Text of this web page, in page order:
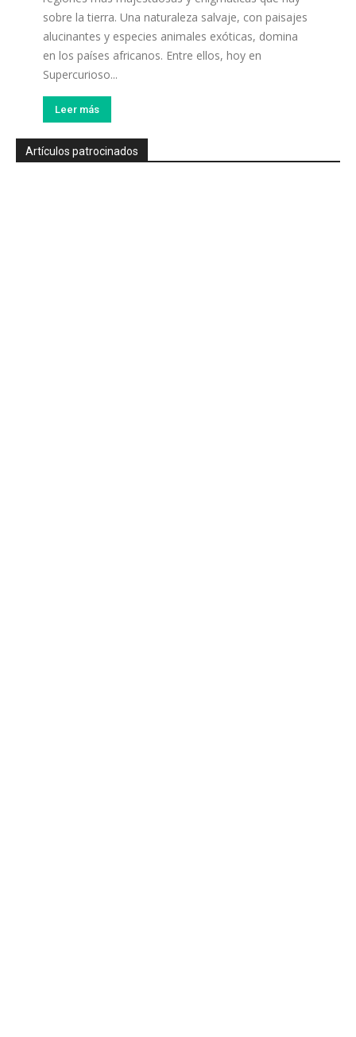
sobre la tierra. Una naturaleza salvaje, con paisajes
alucinantes y especies animales exóticas, domina
en los países africanos. Entre ellos, hoy en
Supercurioso...
Leer más
Artículos patrocinados